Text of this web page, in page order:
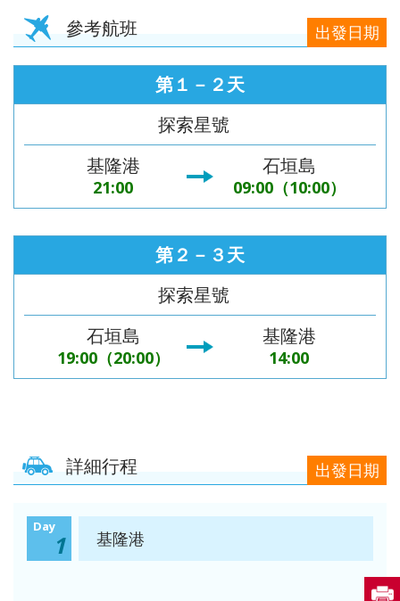
參考航班 出發日期
第１－２天
探索星號
基隆港
21:00
石垣島
09:00（10:00）
第２－３天
探索星號
石垣島
19:00（20:00）
基隆港
14:00
詳細行程 出發日期
Day
1 基隆港